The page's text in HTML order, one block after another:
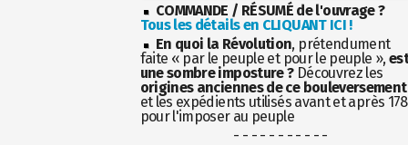
COMMANDE / RÉSUMÉ de l'ouvrage ?
Tous les détails en CLIQUANT ICI !
En quoi la Révolution, prétendument
faite « par le peuple et pour le peuple »,
une sombre imposture ?Découvrez les
origines anciennes de ce bouleversement
et les expédients utilisés avant et après
pour l'imposer au peuple
- - - - - - - - - - -